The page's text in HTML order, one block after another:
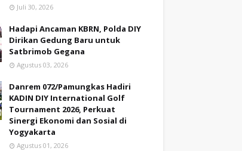
Juli 30, 2026
Hadapi Ancaman KBRN, Polda DIY
Dirikan Gedung Baru untuk
Satbrimob Gegana
Agustus 03, 2026
Danrem 072/Pamungkas Hadiri
KADIN DIY International Golf
Tournament 2026, Perkuat
Sinergi Ekonomi dan Sosial di
Yogyakarta
Agustus 01, 2026